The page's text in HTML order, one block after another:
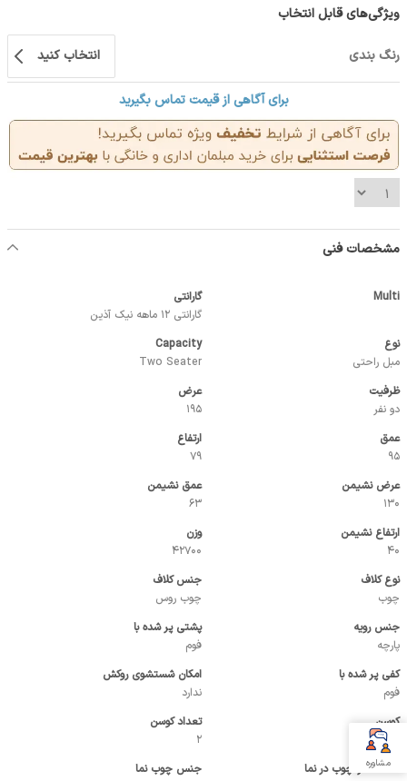
ویژگی‌های قابل انتخاب
رنگ بندی انتخاب کنید
برای آگاهی از قیمت تماس بگیرید
مشخصات فنی
Multi
گارانتی
گارانتی 12 ماهه نیک آذین
نوع
مبل راحتی
Capacity
Two Seater
ظرفیت
دو نفر
عرض
195
عمق
95
ارتفاع
79
عرض نشیمن
130
عمق نشیمن
63
ارتفاع نشیمن
40
وزن
42700
نوع کلاف
چوب
جنس کلاف
چوب روس
جنس رویه
پارچه
پشتی پر شده با
فوم
کفی پر شده با
فوم
امکان شستشوی روکش
ندارد
کوسن
دارد
تعداد کوسن
2
استفاده از چوب در نما
جنس چوب نما
مشاوره